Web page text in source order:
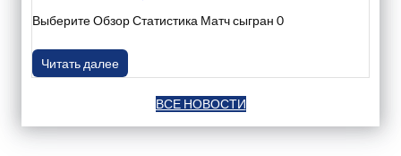
Выберите Обзор Статистика Матч сыгран 0
Читать далее
ВСЕ НОВОСТИ